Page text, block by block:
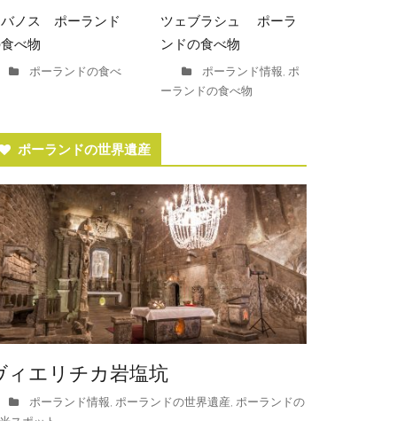
ノス ポーランド
べ物
ポーランドの食べ
ツェブラシュ ポーラ
ンドの食べ物
ポーランド情報,ポ
ーランドの食べ物
ポーランドの世界遺産
ィエリチカ岩塩坑
ポーランド情報, ポーランドの世界遺産, ポーランドの